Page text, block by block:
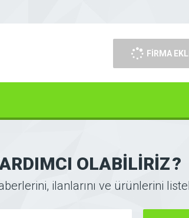
FİRMA
OLABİLİRİZ?
ilanlarını ve ürünlerini